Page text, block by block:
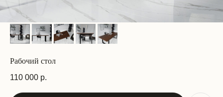
Рабочий стол
110 000 р.